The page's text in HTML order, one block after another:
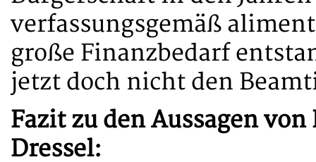
verfassungsgemäß
große Finanzbedarf
jetzt doch nicht den
Fazit zu den Aussagen
Dressel: